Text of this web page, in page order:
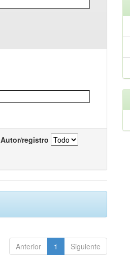
Autor/registro
Anterior 1 Siguiente